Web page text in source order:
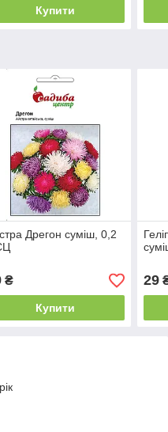
Купити
Дрегон суміш, 0,2
₴
Купити
29